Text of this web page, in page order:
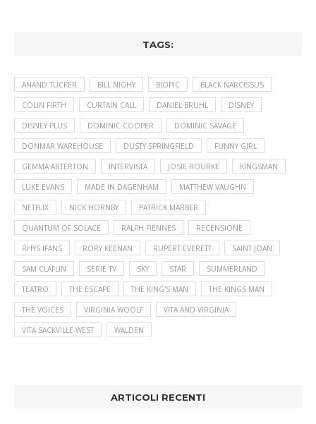
TAGS:
ANAND TUCKER BILL NIGHY BIOPIC BLACK NARCISSUS
COLIN FIRTH CURTAIN CALL DANIEL BRUHL DISNEY
DISNEY PLUS DOMINIC COOPER DOMINIC SAVAGE
DONMAR WAREHOUSE DUSTY SPRINGFIELD FUNNY GIRL
GEMMA ARTERTON INTERVISTA JOSIE ROURKE KINGSMAN
LUKE EVANS MADE IN DAGENHAM MATTHEW VAUGHN
NETFLIX NICK HORNBY PATRICK MARBER
QUANTUM OF SOLACE RALPH FIENNES RECENSIONE
RHYS IFANS RORY KEENAN RUPERT EVERETT SAINT JOAN
SAM CLAFLIN SERIE TV SKY STAR SUMMERLAND
TEATRO THE ESCAPE THE KING'S MAN THE KINGS MAN
THE VOICES VIRGINIA WOOLF VITA AND VIRGINIA
VITA SACKVILLE-WEST WALDEN
ARTICOLI RECENTI